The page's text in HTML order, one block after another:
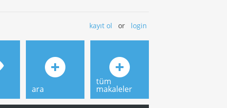
kayıt ol or login
ara
tüm
makaleler